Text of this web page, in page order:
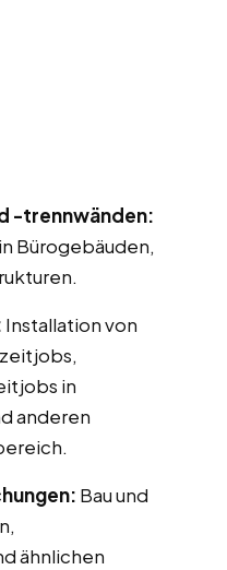
-trennwänden:
Bürogebäuden,
Installation von
in
anderen
Bau und
ähnlichen